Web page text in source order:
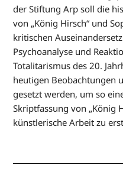
der Stiftung Arp soll die
von „König Hirsch“ und
kritischen
Psychoanalyse und
Totalitarismus des 20.
heutigen Beobachtungen
gesetzt werden, um so
Skriptfassung von „König
künstlerische Arbeit zu